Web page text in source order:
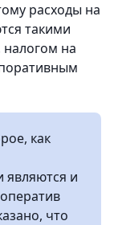
расходы на
такими
на
как
являются и
что